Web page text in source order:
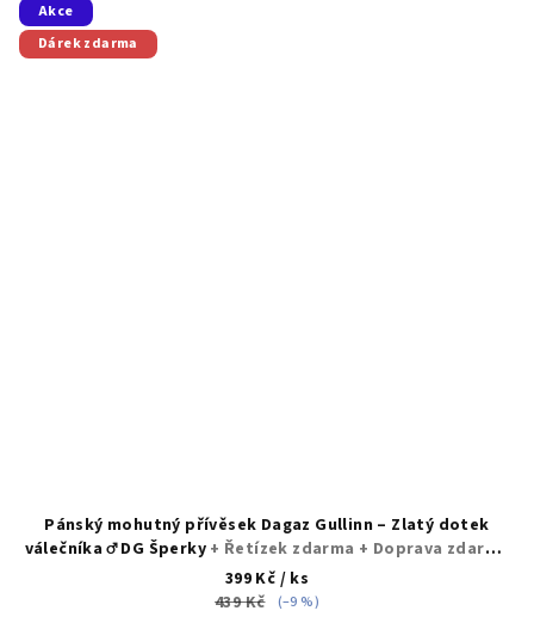
Akce
Dárek zdarma
Pánský mohutný přívěsek Dagaz Gullinn – Zlatý dotek
válečníka ♂️ DG Šperky + Řetízek zdarma + Doprava zdarma
+ Dárkové balení zdarma
399 Kč / ks
439 Kč
(–9 %)